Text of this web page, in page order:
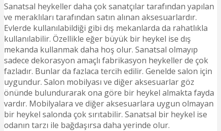
Sanatsal heykeller daha çok sanatçılar tarafından yapılan
ve meraklıları tarafından satın alınan aksesuarlardır.
Evlerde kullanılabildiği gibi dış mekanlarda da rahatlıkla
kullanılabilir. Özellikle eğer büyük bir heykel ise dış
mekanda kullanmak daha hoş olur. Sanatsal olmayıp
sadece dekorasyon amaçlı fabrikasyon heykeller de çok
fazladır. Bunlar da fazlaca tercih edilir. Genelde salon için
uygundur. Salon mobilyası ve diğer aksesuarlar göz
önünde bulundurarak ona göre bir heykel almakta fayda
vardır. Mobilyalara ve diğer aksesuarlara uygun olmayan
bir heykel salonda çok sırıtabilir. Sanatsal bir heykel ise
odanın tarzı ile bağdaşırsa daha yerinde olur.